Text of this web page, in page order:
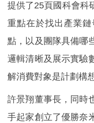
提供了25頁國科會科
重點在於找出產業
點，以及團隊具備哪
邏輯清晰及展示實驗
解消費對象是計劃構
許景翔董事長，同時
手起家創立了優勝奈